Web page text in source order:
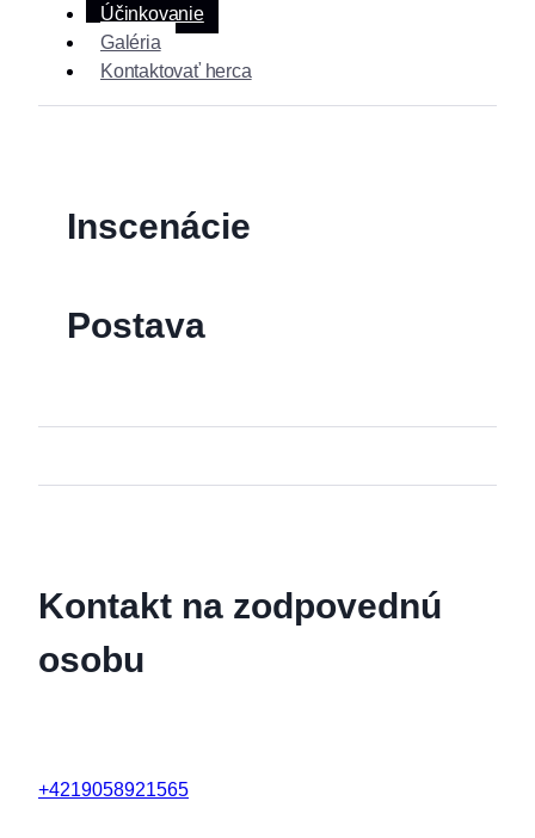
Účinkovanie
Galéria
Kontaktovať herca
Inscenácie
Postava
Kontakt na zodpovednú
osobu
+4219058921565